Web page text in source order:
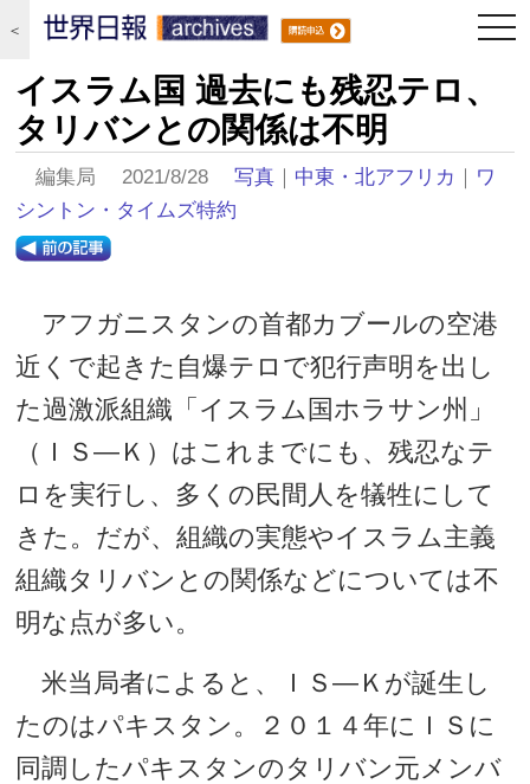
＜
イスラム国 過去にも残忍テロ、
タリバンとの関係は不明
編集局 2021/8/28写真 ｜ 中東・北アフリカ ｜ ワ
シントン・タイムズ特約
アフガニスタンの首都カブールの空港
近くで起きた自爆テロで犯行声明を出し
た過激派組織「イスラム国ホラサン州」
（ＩＳ―Ｋ）はこれまでにも、残忍なテ
ロを実行し、多くの民間人を犠牲にして
きた。だが、組織の実態やイスラム主義
組織タリバンとの関係などについては不
明な点が多い。
米当局者によると、ＩＳ―Ｋが誕生し
たのはパキスタン。２０１４年にＩＳに
同調したパキスタンのタリバン元メンバ